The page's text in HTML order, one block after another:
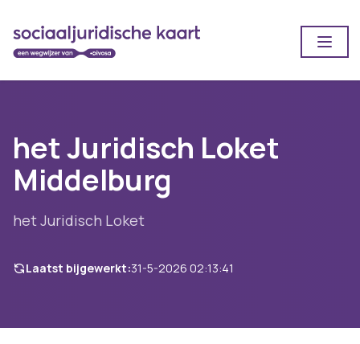
het Juridisch Loket
Middelburg
het Juridisch Loket
Laatst bijgewerkt:31-5-2026 02:13:41